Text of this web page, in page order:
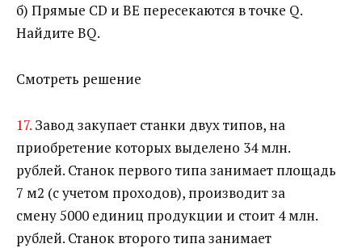
б) Прямые CD и ВЕ пересекаются в точке Q.
Найдите BQ.
Смотреть решение
17. Завод закупает станки двух типов, на
приобретение которых выделено 34 млн.
рублей. Станок первого типа занимает площадь
7 м2 (с учетом проходов), производит за
смену 5000 единиц продукции и стоит 4 млн.
рублей. Станок второго типа занимает